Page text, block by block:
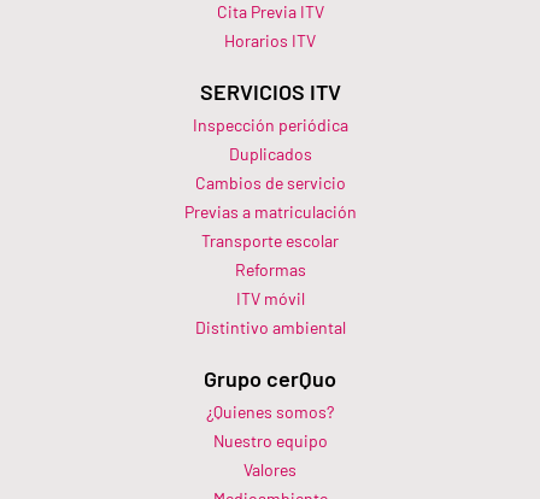
Cita Previa ITV
Horarios ITV​
SERVICIOS ITV
Inspección periódica
Duplicados
Cambios de servicio
Previas a matriculación
Transporte escolar
Reformas
ITV móvil
Distintivo ambiental
Grupo cerQuo
¿Quienes somos?
Nuestro equipo
Valores